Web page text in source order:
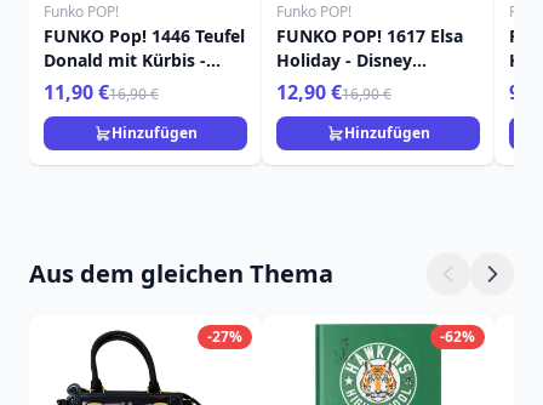
Funko POP!
FUNKO Pop! 1446 Teufel
Donald mit Kürbis -
Disney
11,90 €16,90 €
Hinzufügen
Funko POP!
FUNKO POP! 1617 Elsa
Holiday - Disney
Princess
12,90 €16,90 €
Hinzufügen
Aus dem gleichen Thema
-27% -62%